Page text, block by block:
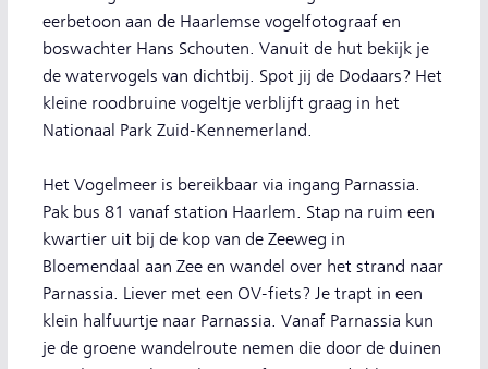
eerbetoon aan de Haarlemse vogelfotograaf en
boswachter Hans Schouten. Vanuit de hut bekijk je
de watervogels van dichtbij. Spot jij de Dodaars? Het
kleine roodbruine vogeltje verblijft graag in het
Nationaal Park Zuid-Kennemerland.
Het Vogelmeer is bereikbaar via ingang Parnassia.
Pak bus 81 vanaf station Haarlem. Stap na ruim een
kwartier uit bij de kop van de Zeeweg in
Bloemendaal aan Zee en wandel over het strand naar
Parnassia. Liever met een OV-fiets? Je trapt in een
klein halfuurtje naar Parnassia. Vanaf Parnassia kun
je de groene wandelroute nemen die door de duinen